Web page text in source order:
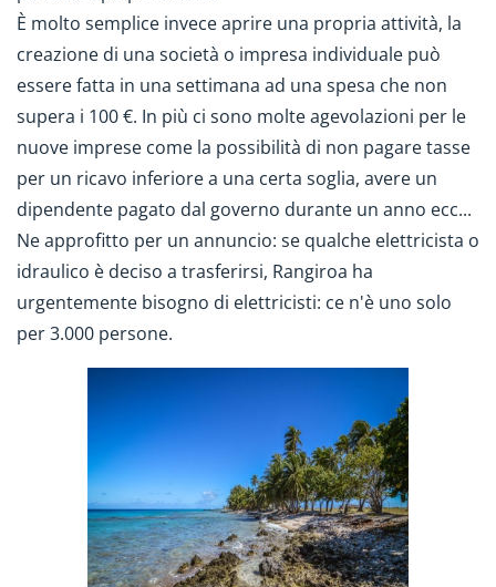
È molto semplice invece aprire una propria attività, la
creazione di una società o impresa individuale può
essere fatta in una settimana ad una spesa che non
supera i 100 €. In più ci sono molte agevolazioni per le
nuove imprese come la possibilità di non pagare tasse
per un ricavo inferiore a una certa soglia, avere un
dipendente pagato dal governo durante un anno ecc...
Ne approfitto per un annuncio: se qualche elettricista o
idraulico è deciso a trasferirsi, Rangiroa ha
urgentemente bisogno di elettricisti: ce n'è uno solo
per 3.000 persone.